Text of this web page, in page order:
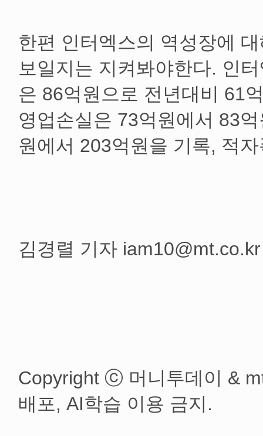
한편 인터엑스의 역성장에
보일지는 지켜봐야한다. 인
은 86억원으로 전년대비 61
영업손실은 73억원에서 83
원에서 203억원을 기록, 적
김경렬 기자 iam10@mt.co.kr
Copyright ⓒ 머니투데이 &
배포, AI학습 이용 금지.